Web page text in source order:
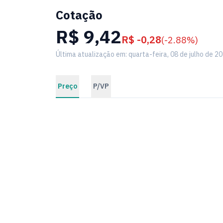
Cotação
R$ 9,42R$ -0,28(-2.88%)
Última atualização em: quarta-feira, 08 de julho de
Preço P/VP